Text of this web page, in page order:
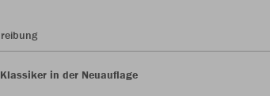
Klassiker in der Neuauflage